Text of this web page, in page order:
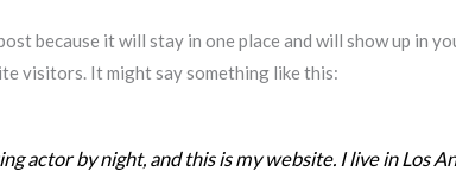
because it will stay in one place and will show up in
visitors. It might say something like this:
actor by night, and this is my website. I live in Los